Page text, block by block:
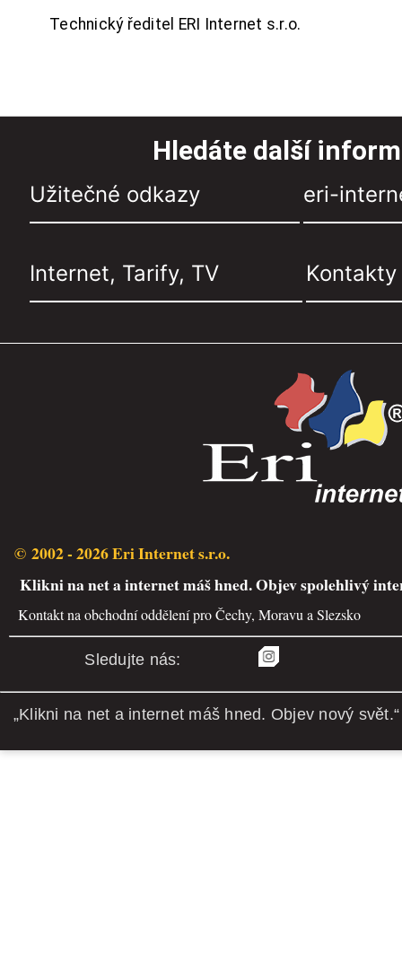
Technický ředitel ERI Internet s.r.o.
Hledáte další
Užitečné odkazy eri-
Internet, Tarify, TV Kontakty
© 2002 - 2026 Eri Internet s.r.o.
Klikni na net a internet máš hned. Objev spolehlivý
Kontakt na obchodní oddělení pro Čechy, Moravu a Slezsko
Sledujte nás:
„Klikni na net a internet máš hned. Objev nový svět.“